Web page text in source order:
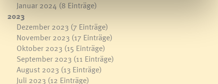
Januar 2024 (8 Einträge)
2023
Dezember 2023 (7 Einträge)
November 2023 (17 Einträge)
Oktober 2023 (15 Einträge)
September 2023 (11 Einträge)
August 2023 (13 Einträge)
Juli 2023 (12 Einträge)